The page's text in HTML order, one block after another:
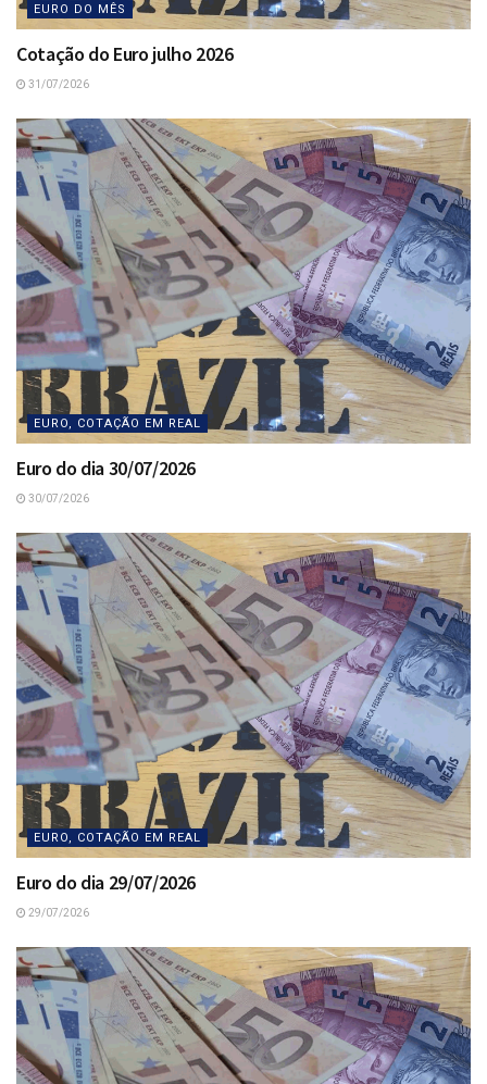
EURO DO MÊS
Cotação do Euro julho 2026
31/07/2026
EURO, COTAÇÃO EM REAL
Euro do dia 30/07/2026
30/07/2026
EURO, COTAÇÃO EM REAL
Euro do dia 29/07/2026
29/07/2026